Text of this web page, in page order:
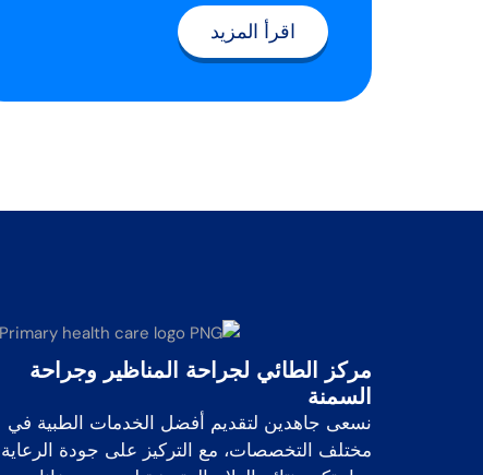
اقرأ المزيد
مركز الطائي لجراحة المناظير وجراحة
السمنة
نسعى جاهدين لتقديم أفضل الخدمات الطبية في
مختلف التخصصات، مع التركيز على جودة الرعاية